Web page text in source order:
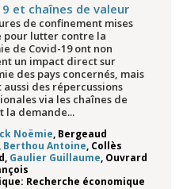
et chaînes de valeur
de confinement mises
pour lutter contre la
de Covid-19 ont non
un impact direct sur
des pays concernés, mais
aussi des répercussions
via les chaînes de
la demande...
Noëmie, Bergeaud
Berthou Antoine, Collès
, Gaulier Guillaume, Ouvrard
Recherche économique